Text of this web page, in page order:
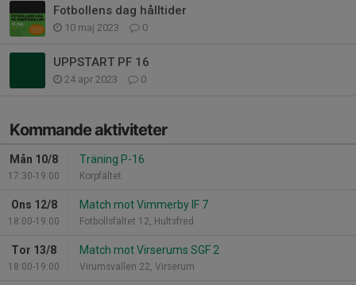
Fotbollens dag hålltider
10 maj 2023 0
UPPSTART PF 16
24 apr 2023 0
Kommande aktiviteter
Mån 10/8
17:30-19:00
Träning P-16
Korpfältet
Ons 12/8
18:00-19:00
Match mot Vimmerby IF 7
Fotbollsfältet 12, Hultsfred
Tor 13/8
18:00-19:00
Match mot Virserums SGF 2
Virumsvallen 22, Virserum